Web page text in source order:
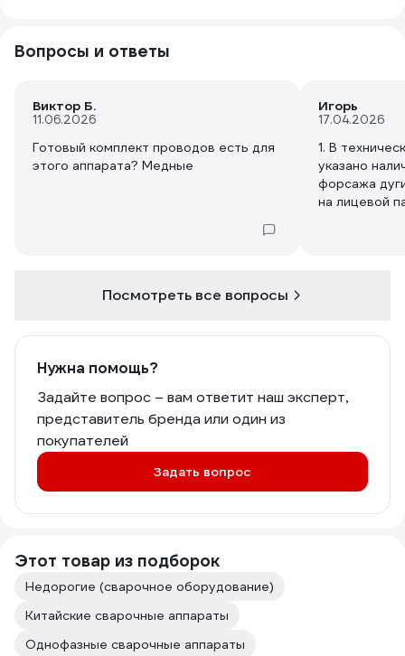
Вопросы и ответы
Виктор Б.
11.06.2026
Готовый комплект проводов есть для
этого аппарата? Медные
Игорь
17.04.2026
1. В
указано
форсажа
на лицевой
Посмотреть все вопросы
Нужна помощь?
Задайте вопрос – вам ответит наш эксперт,
представитель бренда или один из
покупателей
Задать вопрос
Этот товар из подборок
Недорогие (сварочное оборудование)
Китайские сварочные аппараты
Однофазные сварочные аппараты